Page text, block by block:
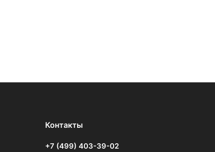
Контакты
+7 (499) 403-39-02